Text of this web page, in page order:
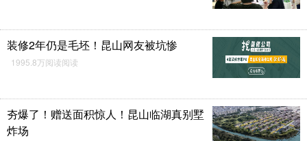
装修2年仍是毛坯！昆山网友被坑惨
1995.8万阅读阅读
夯爆了！赠送面积惊人！昆山临湖真别墅
炸场